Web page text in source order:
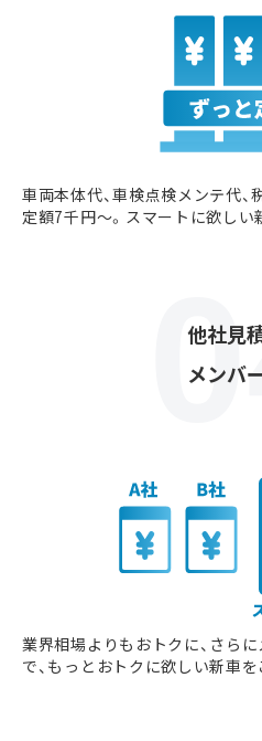
車両本体代、車検点検メンテ代
定額7千円〜。スマートに欲しい
他社見
メンバ
業界相場よりもおトクに、さら
で、もっとおトクに欲しい新車を